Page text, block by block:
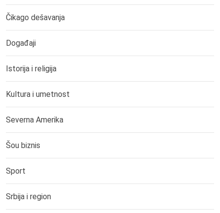
Čikago dešavanja
Događaji
Istorija i religija
Kultura i umetnost
Severna Amerika
Šou biznis
Sport
Srbija i region